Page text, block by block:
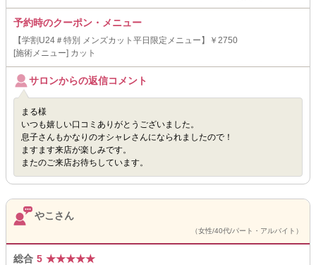
予約時のクーポン・メニュー
【学割U24＃特別 メンズカット平日限定メニュー】￥2750
[施術メニュー] カット
サロンからの返信コメント
まる様
いつも嬉しい口コミありがとうございました。
息子さんもかなりのオシャレさんになられましたので！
ますます来店が楽しみです。
またのご来店お待ちしています。
やこさん
（女性/40代/パート・アルバイト）
総合 5 ★★★★★